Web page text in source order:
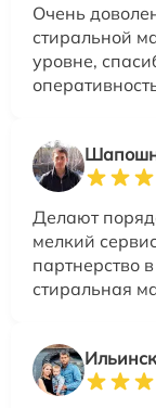
Очень
стиральной
уровне,
Делают
мелкий
партнерство
стиральная